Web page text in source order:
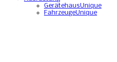
GerätehausUnique
FahrzeugeUnique